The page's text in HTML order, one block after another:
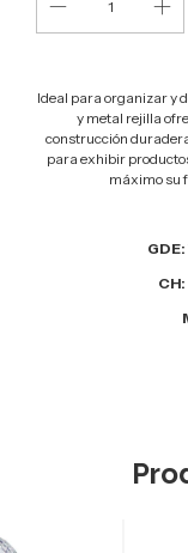
Ideal para organizar y
y metal rejilla
construcción
para exhibir
máximo su
GDE:
CH: